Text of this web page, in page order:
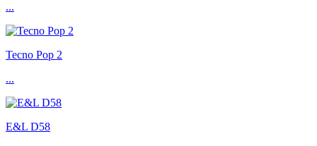
...
Tecno Pop 2
...
E&L D58